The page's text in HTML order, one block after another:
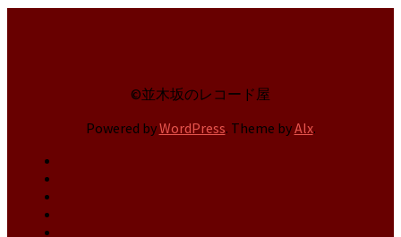
©並木坂のレコード屋
Powered byWordPress. Theme byAlx.